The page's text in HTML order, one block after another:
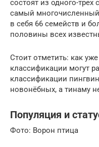
состоят из одного-
самый
в себя 66 семейств и
половины всех
Стоит отметить: как
классификации могут
классификации
новонёбных, а тинаму
Популяция и
Фото: Ворон птица